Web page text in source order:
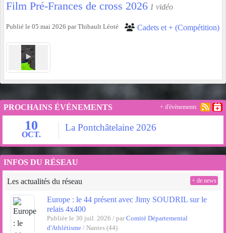
Film Pré-Frances de cross 2026 1 vidéo
Cadets et + (Compétition)
Publié le 05 mai 2026 parThibault Léoté
PROCHAINS ÉVÉNEMENTS
10
OCT.
La Pontchâtelaine 2026
+ d'évènements
INFOS DU RÉSEAU
Les actualités du réseau
Europe : le 44 présent avec Jimy SOUDRIL sur le
relais 4x400
Publiée le 30 juil. 2026 / par Comité Départemental
d'Athlétisme/ Nantes (44)
+ de news